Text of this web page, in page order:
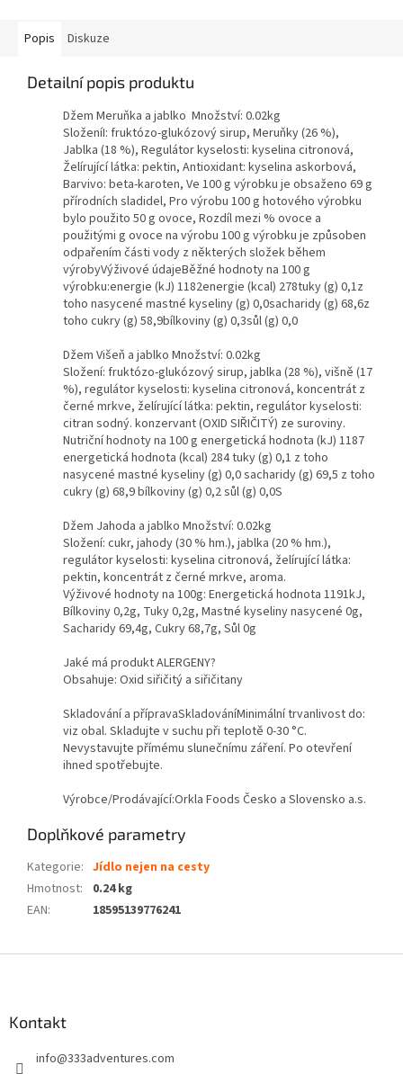
Popis Diskuze
Detailní popis produktu
Džem Meruňka a jablko Množství: 0.02kg
SloženíI: fruktózo-glukózový sirup, Meruňky (26 %),
Jablka (18 %), Regulátor kyselosti: kyselina citronová,
Želírující látka: pektin, Antioxidant: kyselina askorbová,
Barvivo: beta-karoten, Ve 100 g výrobku je obsaženo 69 g
přírodních sladidel, Pro výrobu 100 g hotového výrobku
bylo použito 50 g ovoce, Rozdíl mezi % ovoce a
použitými g ovoce na výrobu 100 g výrobku je způsoben
odpařením části vody z některých složek během
výrobyVýživové údajeBěžné hodnoty na 100 g
výrobku:energie (kJ) 1182energie (kcal) 278tuky (g) 0,1z
toho nasycené mastné kyseliny (g) 0,0sacharidy (g) 68,6z
toho cukry (g) 58,9bílkoviny (g) 0,3sůl (g) 0,0
Džem Višeň a jablko Množství: 0.02kg
Složení: fruktózo-glukózový sirup, jablka (28 %), višně (17
%), regulátor kyselosti: kyselina citronová, koncentrát z
černé mrkve, želírující látka: pektin, regulátor kyselosti:
citran sodný. konzervant (OXID SIŘIČITÝ) ze suroviny.
Nutriční hodnoty na 100 g energetická hodnota (kJ) 1187
energetická hodnota (kcal) 284 tuky (g) 0,1 z toho
nasycené mastné kyseliny (g) 0,0 sacharidy (g) 69,5 z toho
cukry (g) 68,9 bílkoviny (g) 0,2 sůl (g) 0,0S
Džem Jahoda a jablko Množství: 0.02kg
Složení: cukr, jahody (30 % hm.), jablka (20 % hm.),
regulátor kyselosti: kyselina citronová, želírující látka:
pektin, koncentrát z černé mrkve, aroma.
Výživové hodnoty na 100g: Energetická hodnota 1191kJ,
Bílkoviny 0,2g, Tuky 0,2g, Mastné kyseliny nasycené 0g,
Sacharidy 69,4g, Cukry 68,7g, Sůl 0g
Jaké má produkt ALERGENY?
Obsahuje: Oxid siřičitý a siřičitany
Skladování a přípravaSkladováníMinimální trvanlivost do:
viz obal. Skladujte v suchu při teplotě 0-30 °C.
Nevystavujte přímému slunečnímu záření. Po otevření
ihned spotřebujte.
Výrobce/Prodávající:Orkla Foods Česko a Slovensko a.s.
Doplňkové parametry
Kategorie: Jídlo nejen na cesty
Hmotnost:
0.24 kg
EAN: 18595139776241
Kontakt
info@333adventures.com